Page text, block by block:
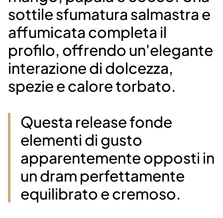
sottile sfumatura salmastra e
affumicata completa il
profilo, offrendo un'elegante
interazione di dolcezza,
spezie e calore torbato.
Questa release fonde
elementi di gusto
apparentemente opposti in
un dram perfettamente
equilibrato e cremoso.